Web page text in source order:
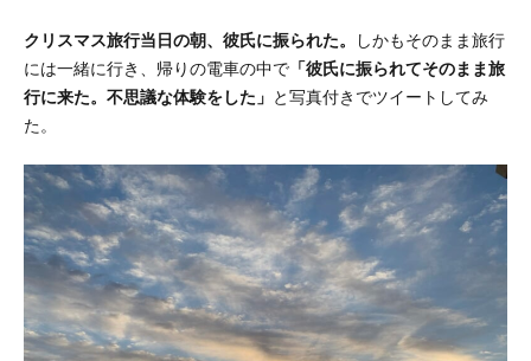
クリスマス旅行当日の朝、彼氏に振られた。
しかもそのまま旅行
には一緒に行き、帰りの電車の中で 「彼氏に振られてそのまま旅
行に来た。不思議な体験をした」 と写真付きでツイートしてみ
た。